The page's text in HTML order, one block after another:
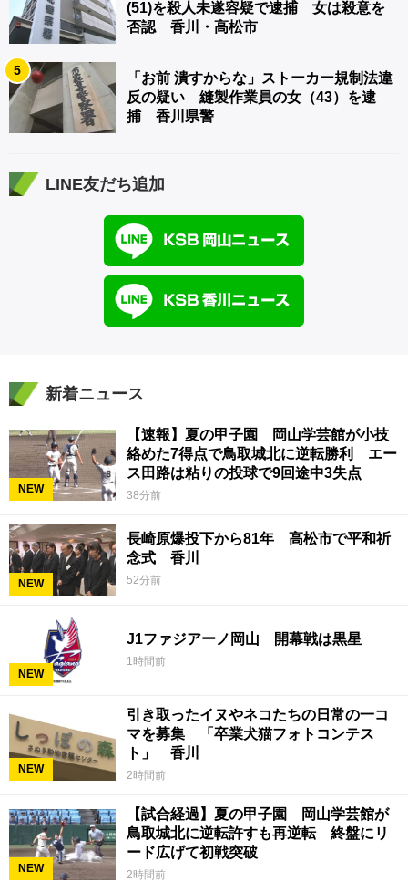
(51)を殺人未遂容疑で逮捕 女は殺意を
否認 香川・高松市
5
「お前 潰すからな」ストーカー規制法違
反の疑い 縫製作業員の女（43）を逮
捕 香川県警
LINE友だち追加
新着ニュース
NEW
【速報】夏の甲子園 岡山学芸館が小技
絡めた7得点で鳥取城北に逆転勝利 エー
ス田路は粘りの投球で9回途中3失点
38分前
NEW
長崎原爆投下から81年 高松市で平和祈
念式 香川
52分前
NEW
J1ファジアーノ岡山 開幕戦は黒星
1時間前
NEW
引き取ったイヌやネコたちの日常の一コ
マを募集 「卒業犬猫フォトコンテス
ト」 香川
2時間前
NEW
【試合経過】夏の甲子園 岡山学芸館が
鳥取城北に逆転許すも再逆転 終盤にリ
ード広げて初戦突破
2時間前